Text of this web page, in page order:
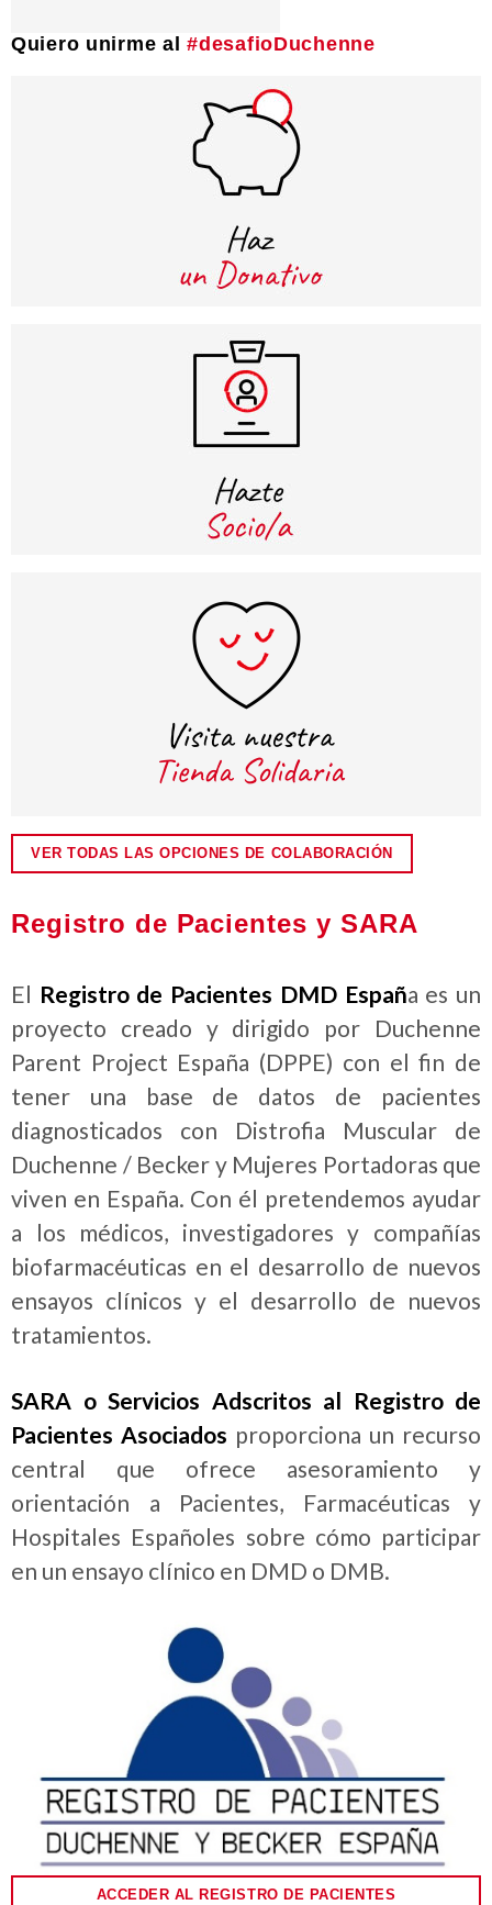
Registro de Pacientes y SARA
El Registro de Pacientes DMD España es un
proyecto creado y dirigido por Duchenne
Parent Project España (DPPE) con el fin de
tener una base de datos de pacientes
diagnosticados con Distrofia Muscular de
Duchenne / Becker y Mujeres Portadoras que
viven en España. Con él pretendemos ayudar
a los médicos, investigadores y compañías
biofarmacéuticas en el desarrollo de nuevos
ensayos clínicos y el desarrollo de nuevos
tratamientos.
SARA o Servicios Adscritos al Registro de
Pacientes Asociados proporciona un recurso
central que ofrece asesoramiento y
orientación a Pacientes, Farmacéuticas y
Hospitales Españoles sobre cómo participar
en un ensayo clínico en DMD o DMB.
ACCEDER AL REGISTRO DE PACIENTES
Quiero unirme al#desafioDuchenne
VER TODAS LAS OPCIONES DE COLABORACIÓN